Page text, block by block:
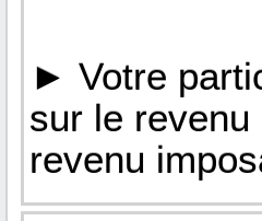
► Votre
sur le
revenu